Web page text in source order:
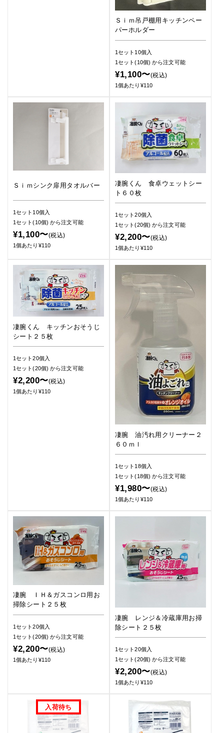
Ｓｉｍ吊戸棚用キッチンペー
パーホルダー
1セット10個入
1セット(10個)から注文可能
¥1,100〜(税込)
1個あたり¥110
Ｓｉｍシンク扉用タオルバー
1セット10個入
1セット(10個)から注文可能
¥1,100〜(税込)
1個あたり¥110
凄腕くん 食卓ウェットシー
ト６０枚
1セット20個入
1セット(20個)から注文可能
¥2,200〜(税込)
1個あたり¥110
凄腕くん キッチンおそうじ
シート２５枚
1セット20個入
1セット(20個)から注文可能
¥2,200〜(税込)
1個あたり¥110
凄腕 油汚れ用クリーナー２
６０ｍｌ
1セット18個入
1セット(18個)から注文可能
¥1,980〜(税込)
1個あたり¥110
凄腕 ＩＨ＆ガスコンロ用お
掃除シート２５枚
1セット20個入
1セット(20個)から注文可能
¥2,200〜(税込)
1個あたり¥110
凄腕 レンジ＆冷蔵庫用お掃
除シート２５枚
1セット20個入
1セット(20個)から注文可能
¥2,200〜(税込)
1個あたり¥110